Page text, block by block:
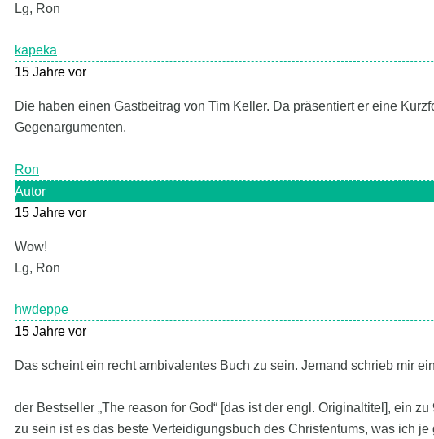
Lg, Ron
kapeka
15 Jahre vor
Die haben einen Gastbeitrag von Tim Keller. Da präsentiert er eine
Gegenargumenten.
Ron
Autor
15 Jahre vor
Wow!
Lg, Ron
hwdeppe
15 Jahre vor
Das scheint ein recht ambivalentes Buch zu sein. Jemand schrieb mir
der Bestseller „The reason for God“ [das ist der engl. Originaltitel], ein
zu sein ist es das beste Verteidigungsbuch des Christentums, was ich